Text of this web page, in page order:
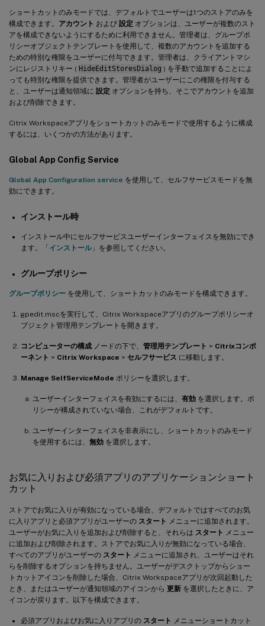
ショートカットのみモードでは、デフォルトでユーザーは1つのストアのみを
構成できます。 アカウント および 設定 オプションは、ユーザーが複数のスト
アを構成できないようにするために利用できません。管理者は、グループポ
リシーオブジェクトテンプレートを使用して、複数のアカウントを追加する
ための特別な権限をユーザーに付与できます。管理者は、クライアントマシ
ンにレジストリキー ( HideEditStoresDialog ) を手動で追加することによ
っても特別な権限を提供できます。管理者がユーザーにこの権限を付与する
と、ユーザーは通知領域に 設定 オプションを持ち、そこでアカウントを追加
および削除できます。
Citrix Workspaceアプリをショートカットのみモードで使用するように構成
するには、いくつかの方法があります。
Global App Config Service
Global App Configuration service を使用して、セルフサービスモードを無
効にできます。
インストール時
インストール中にセルフサービスユーザーインターフェイスを無効にでき
ます。「 インストール」を参照してください。
グループポリシー
グループポリシー を使用して、ショートカットのみモードを構成できます。
gpedit.mscを実行して、Citrix Workspaceアプリのグループポリシーオ
ブジェクト管理用テンプレートを開きます。
コンピューターの構成 ノードの下で、 管理用テンプレート > Citrixコンポ
ーネント > Citrix Workspace > セルフサービス に移動します。
Manage SelfServiceMode ポリシーを選択します。
ユーザーインターフェイスを有効にするには、 有効 を選択します。ポ
リシーが構成されていない場合、これがデフォルトです。
ユーザーインターフェイスを非表示にし、ショートカットのみモード
を使用するには、 無効 を選択します。
お気に入りおよび必須アプリのアプリケーションショート
カット
ストアでお気に入りが有効になっている場合、デフォルトではすべてのお気
に入りアプリと必須アプリがユーザーの スタート メニューに追加されます。
ユーザーがお気に入りを追加および削除すると、それらは スタート メニュー
に追加および削除されます。ストアでお気に入りが無効になっている場合、
すべてのアプリがユーザーの スタート メニューに追加され、ユーザーはそれ
らを削除するオプションを持ちません。ユーザーがデスクトップからショー
トカットアイコンを削除した場合、Citrix Workspaceアプリが次回起動した
とき、またはユーザーが通知領域のアイコンから 更新 を選択したときに、ア
イコンが戻ります。以下を構成できます。
必須アプリおよびお気に入りアプリの スタート メニューショートカット